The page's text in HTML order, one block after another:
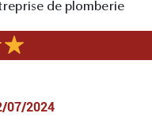
de plomberie
07/2024